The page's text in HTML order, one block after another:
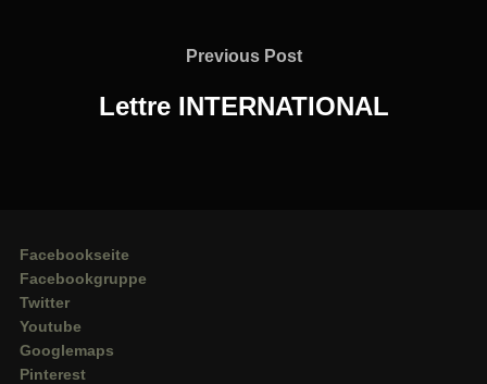
Previous
Previous Post
Lettre INTERNATIONAL
Facebookseite
Facebookgruppe
Twitter
Youtube
Googlemaps
Pinterest